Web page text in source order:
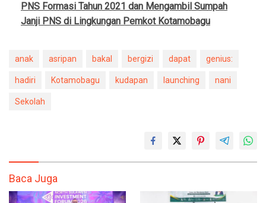
PNS Formasi Tahun 2021 dan Mengambil Sumpah
Janji PNS di Lingkungan Pemkot Kotamobagu
anak asripan bakal bergizi dapat genius:
hadiri Kotamobagu kudapan launching nani
Sekolah
Baca Juga